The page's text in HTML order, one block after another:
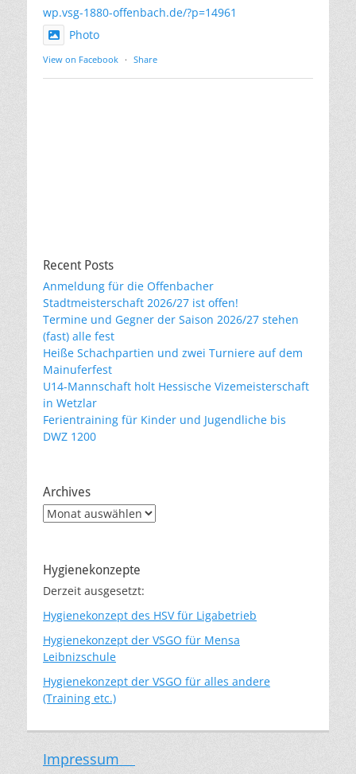
wp.vsg-1880-offenbach.de/?p=14961
Photo
View on Facebook · Share
Recent Posts
Anmeldung für die Offenbacher
Stadtmeisterschaft 2026/27 ist offen!
Termine und Gegner der Saison 2026/27 stehen
(fast) alle fest
Heiße Schachpartien und zwei Turniere auf dem
Mainuferfest
U14-Mannschaft holt Hessische Vizemeisterschaft
in Wetzlar
Ferientraining für Kinder und Jugendliche bis
DWZ 1200
Archives
Archives
Hygienekonzepte
Derzeit ausgesetzt:
Hygienekonzept des HSV für Ligabetrieb
Hygienekonzept der VSGO für Mensa
Leibnizschule
Hygienekonzept der VSGO für alles andere
(Training etc.)
Impressum